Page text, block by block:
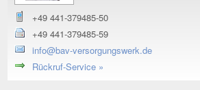
+49 441-379485-50
+49 441-379485-59
info@bav-versorgungswerk.de
Rückruf-Service »